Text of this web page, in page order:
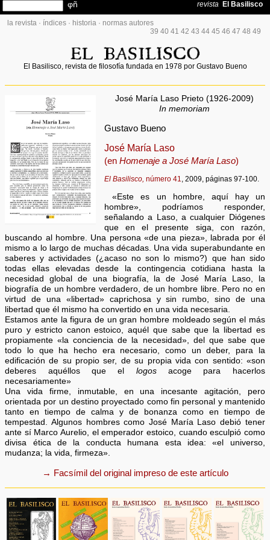
la revista · índices · historia · normas autores
39 40 41 42 43 44 45 46 47 48 49
El Basilisco, revista de filosofía fundada en 1978 por Gustavo Bueno
José María Laso Prieto (1926-2009)
In memoriam
Gustavo Bueno
José María Laso
(en Homenaje a José María Laso)
El Basilisco, número 41, 2009, páginas 97-100.
«Este es un hombre, aquí hay un
hombre», podríamos responder,
señalando a Laso, a cualquier Diógenes
que en el presente siga, con razón,
buscando al hombre. Una persona «de una pieza», labrada por él
mismo a lo largo de muchas décadas. Una vida superabundante en
saberes y actividades (¿acaso no son lo mismo?) que han sido
todas ellas elevadas desde la contingencia cotidiana hasta la
necesidad global de una biografía, la de José María Laso, la
biografía de un hombre verdadero, de un hombre libre. Pero no en
virtud de una «libertad» caprichosa y sin rumbo, sino de una
libertad que él mismo ha convertido en una vida necesaria.
Estamos ante la figura de un gran hombre moldeado según el más
puro y estricto canon estoico, aquél que sabe que la libertad es
propiamente «la conciencia de la necesidad», del que sabe que
todo lo que ha hecho era necesario, como un deber, para la
edificación de su propio ser, de su propia vida con sentido: «son
deberes aquéllos que el logosacoge para hacerlos
necesariamente»
Una vida firme, inmutable, en una incesante agitación, pero
orientada por un destino proyectado como fin personal y mantenido
tanto en tiempo de calma y de bonanza como en tiempo de
tempestad. Algunos hombres como José María Laso debió tener
ante sí Marco Aurelio, el emperador estoico, cuando esculpió como
divisa ética de la conducta humana esta idea: «el universo,
mudanza; la vida, firmeza».
→ Facsímil del original impreso de este artículo